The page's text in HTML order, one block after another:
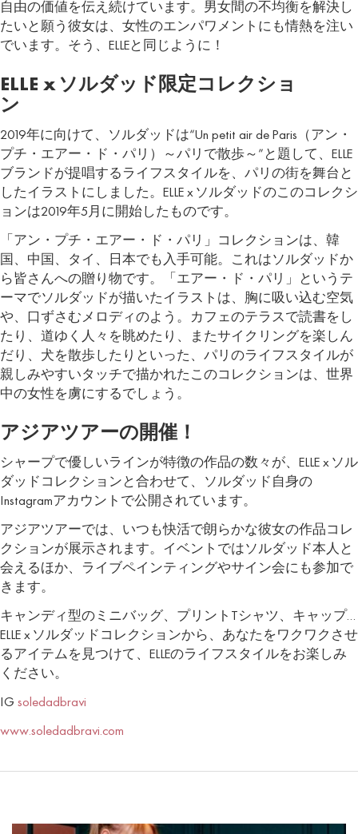
自由の価値を伝え続けています。男女間の不均衡を解決し
たいと願う彼女は、女性のエンパワメントにも情熱を注い
でいます。そう、ELLEと同じように！
ELLE x ソルダッド 限定コレクショ
ン
2019年に向けて、ソルダッドは“Un petit air de Paris（アン・
プチ・エアー・ド・パリ）～パリで散歩～”と題して、ELLE
ブランドが提唱するライフスタイルを、パリの街を舞台と
したイラストにしました。ELLE x ソルダッドのこのコレクシ
ョンは2019年5月に開始したものです。
「アン・プチ・エアー・ド・パリ」コレクションは、韓
国、中国、タイ、日本でも入手可能。これはソルダッドか
ら皆さんへの贈り物です。「エアー・ド・パリ」というテ
ーマでソルダッドが描いたイラストは、胸に吸い込む空気
や、口ずさむメロディのよう。カフェのテラスで読書をし
たり、道ゆく人々を眺めたり、またサイクリングを楽しん
だり、犬を散歩したりといった、パリのライフスタイルが
親しみやすいタッチで描かれたこのコレクションは、世界
中の女性を虜にするでしょう。
アジアツアーの開催！
シャープで優しいラインが特徴の作品の数々が、ELLE x ソル
ダッドコレクションと合わせて、ソルダッド自身の
Instagramアカウントで公開されています。
アジアツアーでは、いつも快活で朗らかな彼女の作品コレ
クションが展示されます。イベントではソルダッド本人と
会えるほか、ライブペインティングやサイン会にも参加で
きます。
キャンディ型のミニバッグ、プリントTシャツ、キャップ…
ELLE x ソルダッドコレクションから、あなたをワクワクさせ
るアイテムを見つけて、ELLEのライフスタイルをお楽しみ
ください。
IG soledadbravi
www.soledadbravi.com